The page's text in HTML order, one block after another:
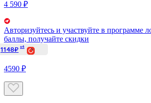
4 590 ₽
Авторизуйтесь и участвуйте в программе
баллы, получайте скидки
1148₽ x4
4590 ₽